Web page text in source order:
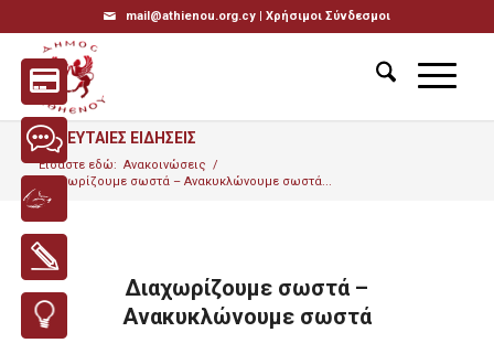
mail@athienou.org.cy | Χρήσιμοι Σύνδεσμοι
ΤΕΛΕΥΤΑΙΕΣ ΕΙΔΗΣΕΙΣ
Είσαστε εδώ: Ανακοινώσεις /
Διαχωρίζουμε σωστά – Ανακυκλώνουμε σωστά...
Διαχωρίζουμε σωστά –
Ανακυκλώνουμε σωστά